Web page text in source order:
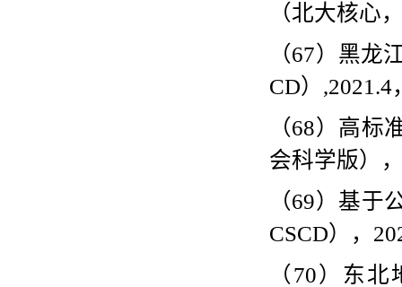
（北大核心
（67）黑龙
CD） ,2021.4
（68）高标
会科学版）
（69）基于
CSCD），
（ 70 ）东北